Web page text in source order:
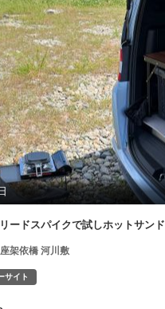
ードスパイクで試しホットサンド
架依橋 河川敷
サイト